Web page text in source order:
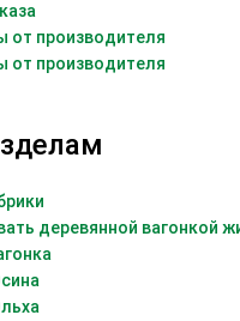
от производителя
от производителя
деревянной вагонкой